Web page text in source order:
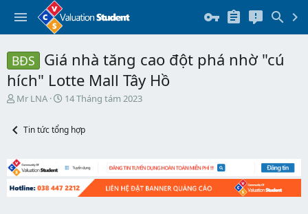
BĐS
Giá nhà tăng cao đột phá nhờ "cú
hích" Lotte Mall Tây Hồ
T
e
d
s
t
Mr LNA
N
y
t
đ
14 Tháng tám 2023
Tin tức tổng hợp